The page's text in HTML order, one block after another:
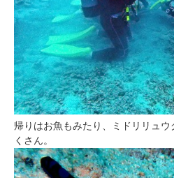
帰りはお魚もみたり、ミドリリュ
くさん。